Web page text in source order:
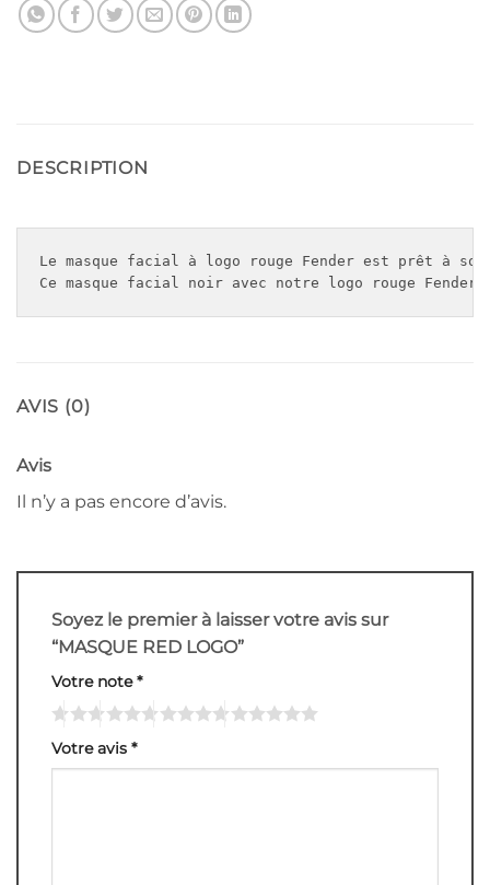
DESCRIPTION
Le masque facial à logo rouge Fender est prêt à
Ce masque facial noir avec notre logo rouge
AVIS (0)
Avis
Il n’y a pas encore d’avis.
Soyez le premier à laisser votre avis sur
“MASQUE RED LOGO”
Votre note*
Votre avis *